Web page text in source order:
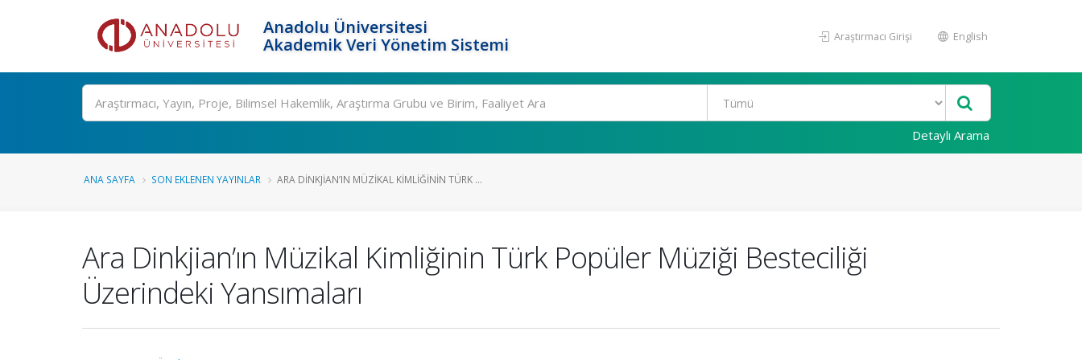
Anadolu Üniversitesi
Akademik Veri Yönetim Sistemi
Araştırmacı Girişi English
Ara
Detaylı Arama
ANA SAYFA SON EKLENEN YAYINLAR ARA DINKJIAN’IN MÜZIKAL KIMLIĞININ TÜRK ...
Ara Dinkjian’ın Müzikal Kimliğinin Türk Popüler Müziği Besteciliği
Üzerindeki Yansımaları